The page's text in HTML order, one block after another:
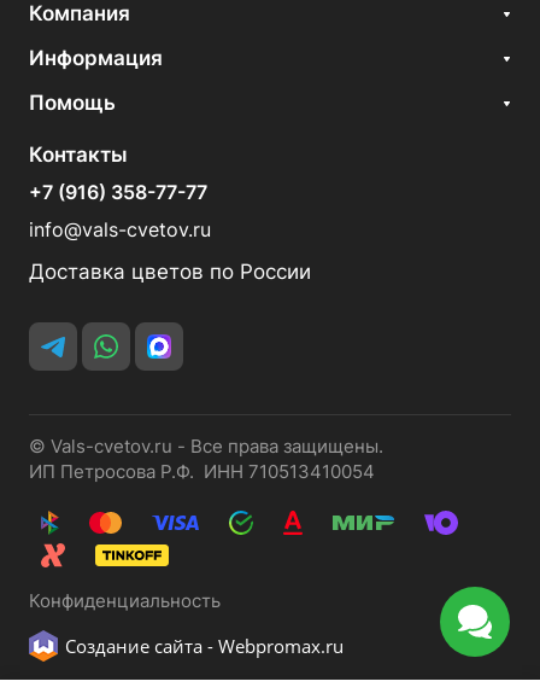
Компания
Информация
Помощь
Контакты
+7 (916) 358-77-77
info@vals-cvetov.ru
Доставка цветов по России
© Vals-cvetov.ru - Все права защищены.
ИП Петросова Р.Ф. ИНН 710513410054
Конфиденциальность
Создание сайта - Webpromax.ru